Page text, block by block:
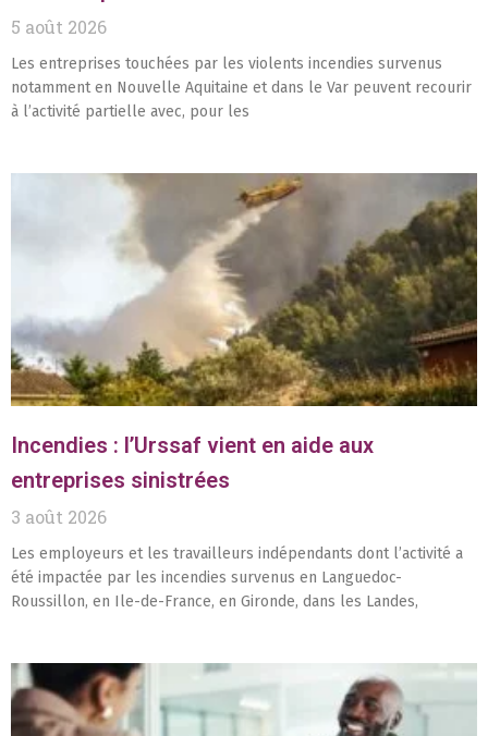
5 août 2026
Les entreprises touchées par les violents incendies survenus
notamment en Nouvelle Aquitaine et dans le Var peuvent recourir
à l’activité partielle avec, pour les
Incendies : l’Urssaf vient en aide aux
entreprises sinistrées
3 août 2026
Les employeurs et les travailleurs indépendants dont l’activité a
été impactée par les incendies survenus en Languedoc-
Roussillon, en Ile-de-France, en Gironde, dans les Landes,